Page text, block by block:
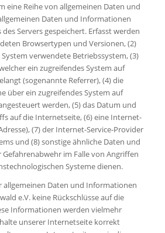
eine Reihe von allgemeinen Daten und
Daten und Informationen
Servers gespeichert. Erfasst werden
Browsertypen und Versionen, (2)
verwendete Betriebssystem, (3)
ein zugreifendes System auf
(sogenannte Referrer), (4) die
über ein zugreifendes System auf
werden, (5) das Datum und
auf die Internetseite, (6) eine Internet-
(7) der Internet-Service-Provider
und (8) sonstige ähnliche Daten und
im Falle von Angriffen
Systeme dienen.
allgemeinen Daten und Informationen
e.V. keine Rückschlüsse auf die
Informationen werden vielmehr
unserer Internetseite korrekt